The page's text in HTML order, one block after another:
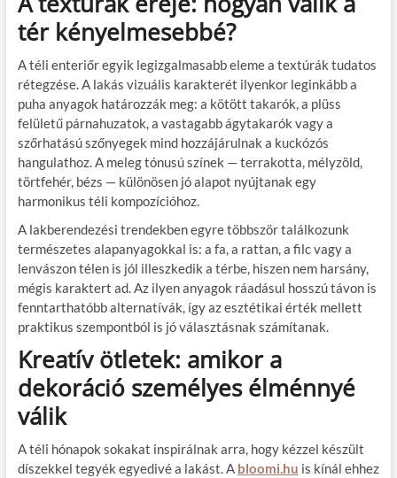
tér kényelmesebbé?
A téli enteriőr egyik legizgalmasabb eleme a textúrák tudatos
rétegzése. A lakás vizuális karakterét ilyenkor leginkább a
puha anyagok határozzák meg: a kötött takarók, a plüss
felületű párnahuzatok, a vastagabb ágytakarók vagy a
szőrhatású szőnyegek mind hozzájárulnak a kuckózós
hangulathoz. A meleg tónusú színek — terrakotta, mélyzöld,
törtfehér, bézs — különösen jó alapot nyújtanak egy
harmonikus téli kompozícióhoz.
A lakberendezési trendekben egyre többször találkozunk
természetes alapanyagokkal is: a fa, a rattan, a filc vagy a
lenvászon télen is jól illeszkedik a térbe, hiszen nem harsány,
mégis karaktert ad. Az ilyen anyagok ráadásul hosszú távon is
fenntarthatóbb alternatívák, így az esztétikai érték mellett
praktikus szempontból is jó választásnak számítanak.
Kreatív ötletek: amikor a
dekoráció személyes élménnyé
válik
A téli hónapok sokakat inspirálnak arra, hogy kézzel készült
díszekkel tegyék egyedivé a lakást. A bloomi.hu is kínál ehhez